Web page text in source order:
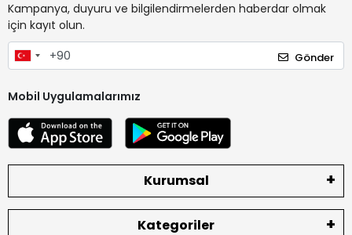
Kampanya, duyuru ve bilgilendirmelerden haberdar olmak
için kayıt olun.
Gönder
Mobil Uygulamalarımız
Kurumsal
Kategoriler